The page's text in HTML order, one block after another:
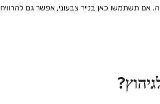
אם תשתמשו כאן בנייר צבעוני, אפשר גם להרוויח